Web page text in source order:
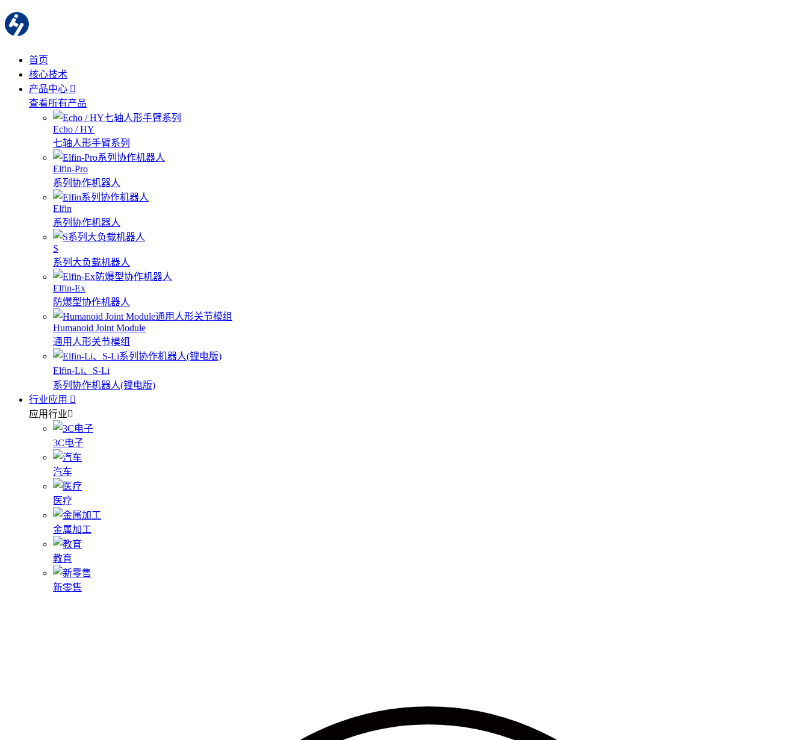
首页
核心技术
产品中心
查看所有产品
Echo / HY
七轴人形手臂系列
Elfin-Pro
系列协作机器人
Elfin
系列协作机器人
S
系列大负载机器人
Elfin-Ex
防爆型协作机器人
Humanoid Joint Module
通用人形关节模组
Elfin-Li、S-Li
系列协作机器人(锂电版)
行业应用
应用行业
3C电子
汽车
医疗
金属加工
教育
新零售